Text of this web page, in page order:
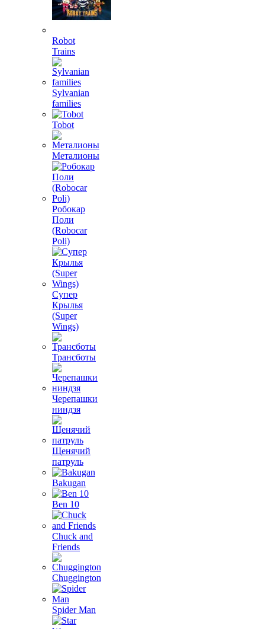
Robot
Trains
Sylvanian
families
Tobot
Металионы
Робокар
Поли
(Robocar
Poli)
Супер
Крылья
(Super
Wings)
Трансботы
Черепашки
ниндзя
Щенячий
патруль
Bakugan
Ben 10
Chuck and
Friends
Chuggington
Spider Man